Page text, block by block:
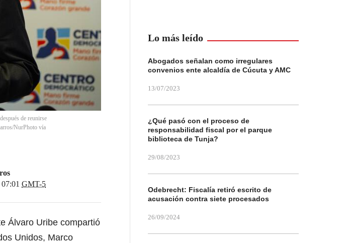
de reunirse
NurPhoto vía
GMT-5
Álvaro Uribe compartió
Unidos, Marco
Lo más leído
Abogados señalan como irregulares
convenios ente alcaldía de Cúcuta y AMC
13/07/2023
¿Qué pasó con el proceso de
responsabilidad fiscal por el parque
biblioteca de Tunja?
29/08/2023
Odebrecht: Fiscalía retiró escrito de
acusación contra siete procesados
26/09/2024